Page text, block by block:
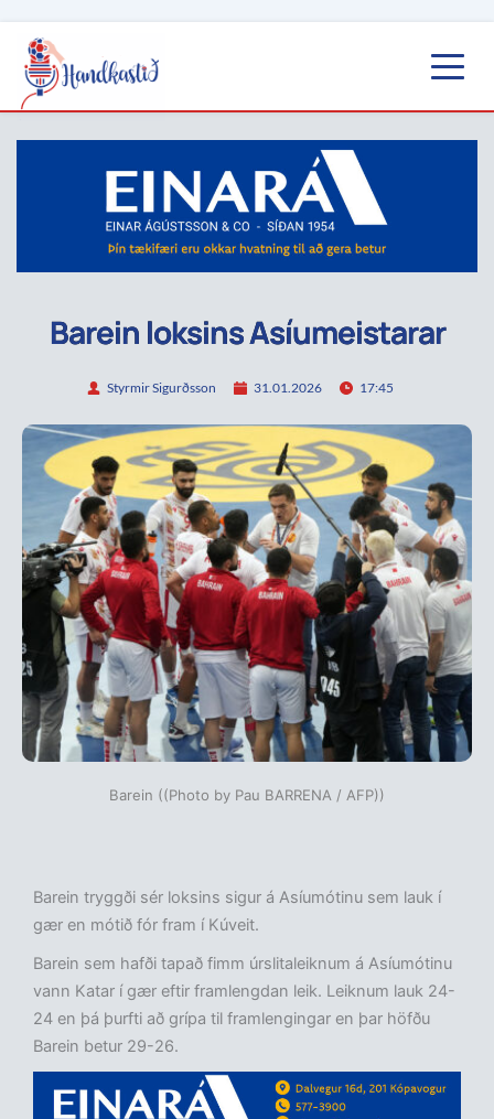
Barein loksins Asíumeistarar
Styrmir Sigurðsson 31.01.2026 17:45
Barein ((Photo by Pau BARRENA / AFP))
Barein tryggði sér loksins sigur á Asíumótinu sem lauk í
gær en mótið fór fram í Kúveit.
Barein sem hafði tapað fimm úrslitaleiknum á Asíumótinu
vann Katar í gær eftir framlengdan leik. Leiknum lauk 24-
24 en þá þurfti að grípa til framlengingar en þar höfðu
Barein betur 29-26.